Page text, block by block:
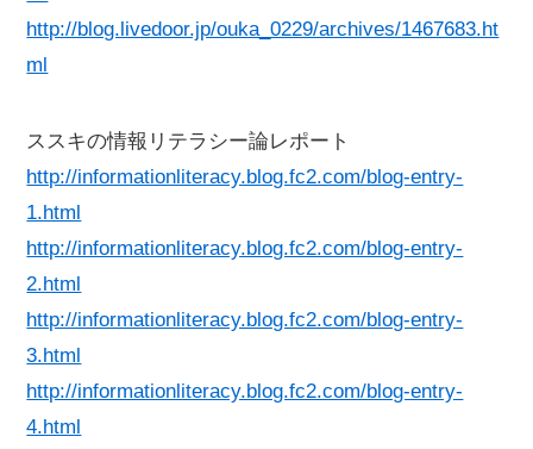
http://blog.livedoor.jp/ouka_0229/archives/1467683.ht
ml
ススキの情報リテラシー論レポート
http://informationliteracy.blog.fc2.com/blog-entry-
1.html
http://informationliteracy.blog.fc2.com/blog-entry-
2.html
http://informationliteracy.blog.fc2.com/blog-entry-
3.html
http://informationliteracy.blog.fc2.com/blog-entry-
4.html